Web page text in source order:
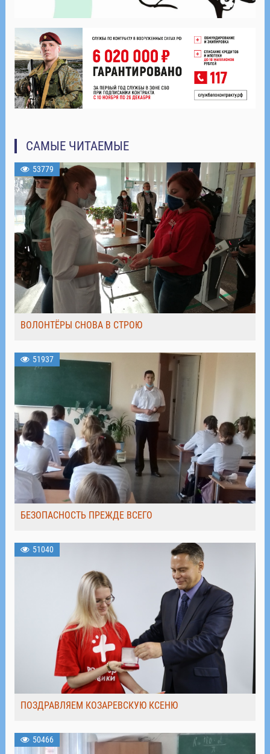
САМЫЕ ЧИТАЕМЫЕ
53779
ВОЛОНТЁРЫ СНОВА В СТРОЮ
51937
БЕЗОПАСНОСТЬ ПРЕЖДЕ ВСЕГО
51040
ПОЗДРАВЛЯЕМ КОЗАРЕВСКУЮ КСЕНЮ
50466